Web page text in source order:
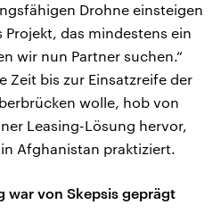
Drohne einsteigen
Projekt, das mindestens ein
wir nun Partner suchen.“
Zeit bis zur Einsatzreife der
wolle, hob von
Leasing-Lösung hervor,
Afghanistan praktiziert.
war von Skepsis geprägt